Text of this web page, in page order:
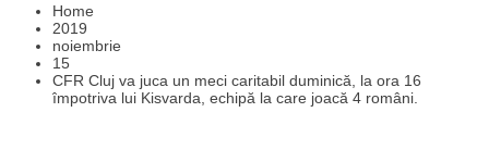
Home
2019
noiembrie
15
CFR Cluj va juca un meci caritabil duminică, la ora 16
împotriva lui Kisvarda, echipă la care joacă 4 români.